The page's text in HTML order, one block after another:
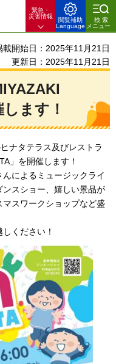
緊急・
災害情報
閲覧補助
Language
検索
メニュー
載開始日：2025年11月21日
更新日：2025年11月21日
ます！
ナタテラス及びレストラ
」を開催します！
によるミュージックライ
スショー、嬉しい景品が
スワークショップなど盛
ください！